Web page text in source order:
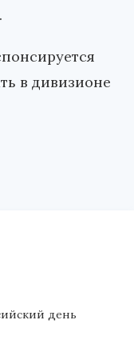
в дивизионе
день